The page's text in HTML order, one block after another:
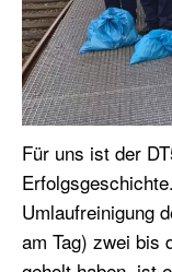
Für uns ist der
Umlaufreinigung
am Tag) zwei bis